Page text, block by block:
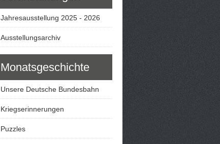
Jahresausstellung 2025 - 2026
Ausstellungsarchiv
Monatsgeschichte
Unsere Deutsche Bundesbahn
Kriegserinnerungen
Puzzles